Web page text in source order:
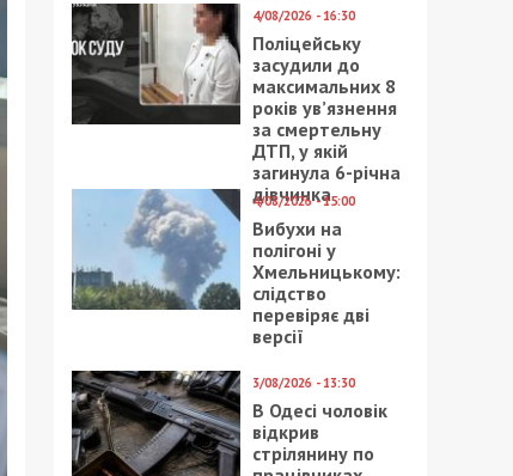
4/08/2026 - 16:30
Поліцейську
засудили до
максимальних 8
років ув’язнення
за смертельну
ДТП, у якій
загинула 6-річна
дівчинка
4/08/2026 - 15:00
Вибухи на
полігоні у
Хмельницькому:
слідство
перевіряє дві
версії
3/08/2026 - 13:30
В Одесі чоловік
відкрив
стрілянину по